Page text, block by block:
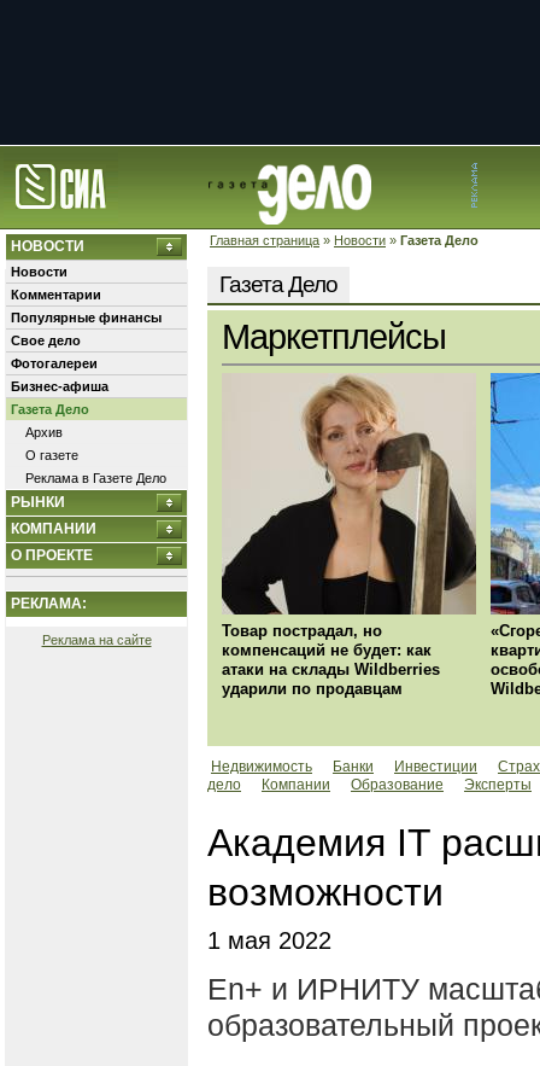
Главная страница » Новости » Газета Дело
НОВОСТИ
Новости
Комментарии
Популярные финансы
Свое дело
Фотогалереи
Бизнес-афиша
Газета Дело
Архив
О газете
Реклама в Газете Дело
РЫНКИ
КОМПАНИИ
О ПРОЕКТЕ
РЕКЛАМА:
Реклама на сайте
Газета Дело
Маркетплейсы
Товар пострадал, но
компенсаций не будет: как
атаки на склады Wildberries
ударили по продавцам
Недвижимость Банки Инвестиции
дело
Компании Образование Эксперты
Академия IT
возможности
1 мая 2022
En+ и ИРНИТУ
образовательный